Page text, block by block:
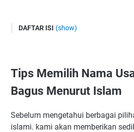
DAFTAR ISI (show)
3. Tulis Sebanyak-Banyaknya Ide
5. Pakai Jasa Konsultasi Nama
Tips Memilih Nama
Bagus Menurut Islam
Sebelum mengetahui berbagai
islami. kami akan memberikan